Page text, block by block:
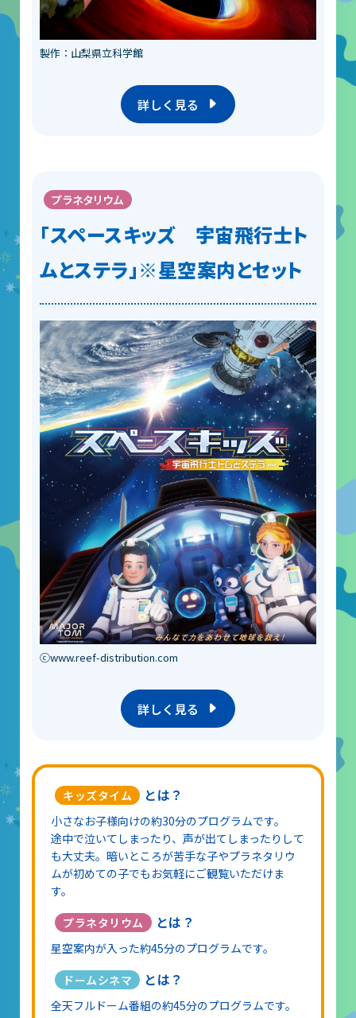
製作：山梨県立科学館
詳しく見る
プラネタリウム
「スペースキッズ 宇宙飛行士ト
ムとステラ」※星空案内とセット
ⓒwww.reef-distribution.com
詳しく見る
キッズタイム とは？
小さなお子様向けの約30分のプログラムです。
途中で泣いてしまったり、声が出てしまったりして
も大丈夫。暗いところが苦手な子やプラネタリウ
ムが初めての子でもお気軽にご観覧いただけま
す。
プラネタリウム
とは？
星空案内が入った約45分のプログラムです。
ドームシネマ
とは？
全天フルドーム番組の約45分のプログラムです。